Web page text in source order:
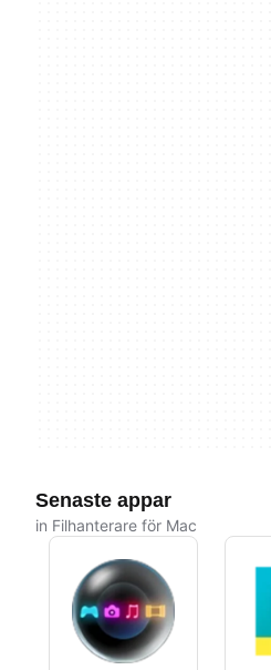
Senaste appar
in Filhanterare för Mac